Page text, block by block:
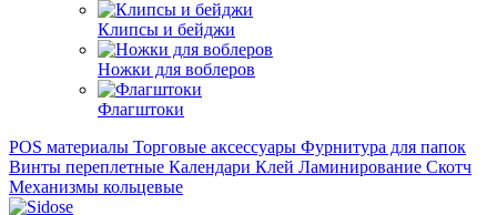
Клипсы и бeйджи
Ножки для воблеров
Флагштоки
POS материалы Торговые аксессуары Фурнитура для папок
Винты переплетные Календари Клей Ламинирование Скотч
Механизмы кольцевые